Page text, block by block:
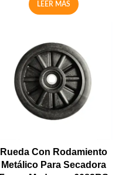
LEER MÁS
Rueda Con Rodamiento
Metálico Para Secadora